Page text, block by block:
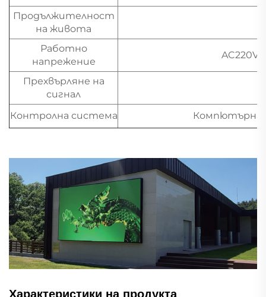
Продължителност
на живота
Работно
напрежение
AC220V/
Прехвърляне на
сигнал
Контролна система Компютърна
Характеристики на продукта